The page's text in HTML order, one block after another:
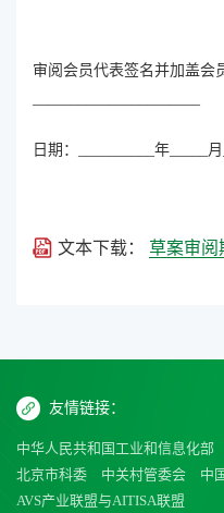
审阅会员代表签名并加盖会
日期：__________年_____
文本下载： 草案审阅
友情链接：
中华人民共和国工业和信息化部
北京市科委
中关村管委会 中
AVS产业联盟与AITISA联盟